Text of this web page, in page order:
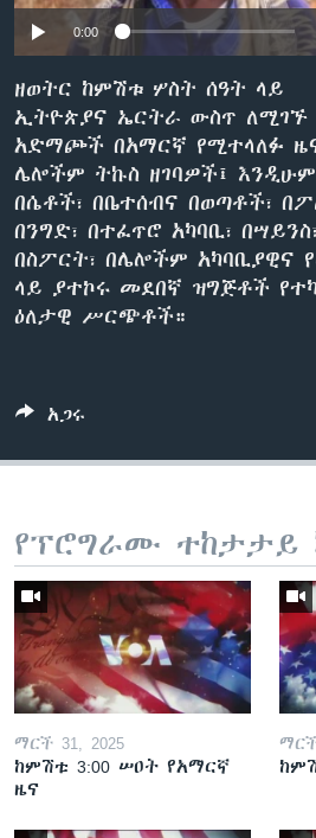
ቋንቋዎች
0:00
ዘወትር ከምሽቱ ሦስት ሰዓት ላይ
ኢትዮጵያና ኤርትራ ውስጥ ለሚገኙ
አድማጮች በአማርኛ የሚተላለፉ
ሌሎችም ትኩስ ዘገባዎች፤ እንዲሁም
በሴቶች፣ በቤተሰብና በወጣቶች፣
በንግድ፣ በተፈጥሮ አካባቢ፣
በስፖርት፣ በሌሎችም አካባቢያዊና
ላይ ያተኮሩ መደበኛ ዝግጅቶች
ዕለታዊ ሥርጭቶች።
አጋሩ
የፕሮግራሙ ተከታታይ
ማርች 31, 2025
ከምሽቱ 3:00 ሠዐት የአማርኛ
ዜና
ማርች